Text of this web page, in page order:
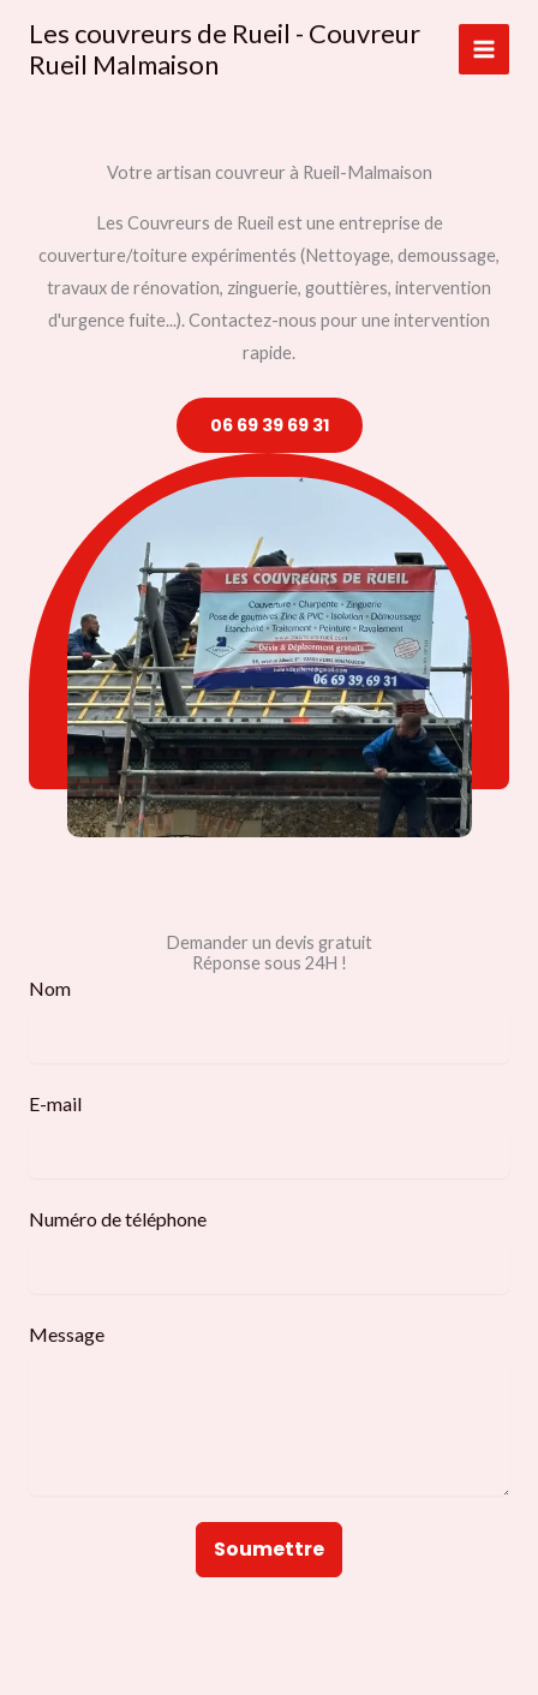
contenu
Les couvreurs de Rueil - Couvreur
Rueil Malmaison
Main
Votre artisan couvreur à Rueil-Malmaison
Les Couvreurs de Rueil est une entreprise de
couverture/toiture expérimentés (Nettoyage, demoussage,
travaux de rénovation, zinguerie, gouttières, intervention
d'urgence fuite...). Contactez-nous pour une intervention
rapide.
06 69 39 69 31
Demander un devis gratuit
Réponse sous 24H !
Nom
E-mail
Numéro de téléphone
Message
Soumettre